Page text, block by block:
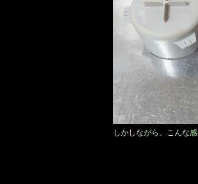
しかしながら、こんな